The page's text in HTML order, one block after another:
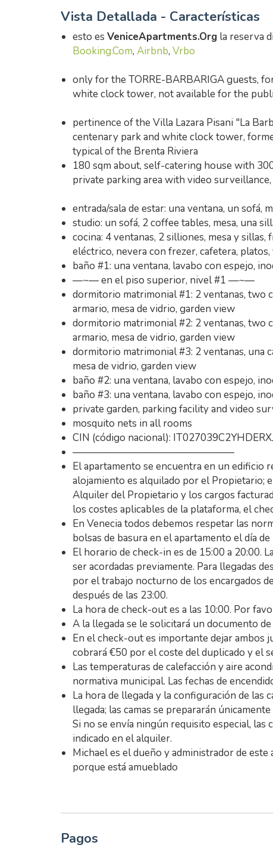
Vista Detallada - Características
esto es VeniceApartments.Org la reserva
Booking.Com, Airbnb, Vrbo
only for the TORRE-BARBARIGA guests,
white clock tower, not available for the
pertinence of the Villa Lazara Pisani "La
centenary park and white clock tower,
typical of the Brenta Riviera
180 sqm about, self-catering house with
private parking area with video
entrada/sala de estar: una ventana, un sofá,
studio: un sofá, 2 coffee tables, mesa, una
cocina: 4 ventanas, 2 silliones, mesa y
eléctrico, nevera con frezer, cafetera, platos,
baño #1: una ventana, lavabo con espejo,
—~— en el piso superior, nivel #1 —~—
dormitorio matrimonial #1: 2 ventanas, two
armario, mesa de vidrio, garden view
dormitorio matrimonial #2: 2 ventanas, two
armario, mesa de vidrio, garden view
dormitorio matrimonial #3: 2 ventanas, una
mesa de vidrio, garden view
baño #2: una ventana, lavabo con espejo,
baño #3: una ventana, lavabo con espejo,
private garden, parking facility and video
mosquito nets in all rooms
CIN (código nacional):
————————————————
El apartamento se encuentra en un edificio
alojamiento es alquilado por el Propietario;
Alquiler del Propietario y los cargos
los costes aplicables de la plataforma, el
En Venecia todos debemos respetar las
bolsas de basura en el apartamento el día de
El horario de check-in es de 15:00 a 20:00.
ser acordadas previamente. Para llegadas
por el trabajo nocturno de los encargados
después de las 23:00.
La hora de check-out es a las 10:00. Por
A la llegada se le solicitará un documento
En el check-out es importante dejar ambos
cobrará €50 por el coste del duplicado y el
Las temperaturas de calefacción y aire
normativa municipal. Las fechas de
La hora de llegada y la configuración de las
llegada; las camas se prepararán
Si no se envía ningún requisito especial, las
indicado en el alquiler.
Michael es el dueño y administrador de
porque está amueblado
Pagos